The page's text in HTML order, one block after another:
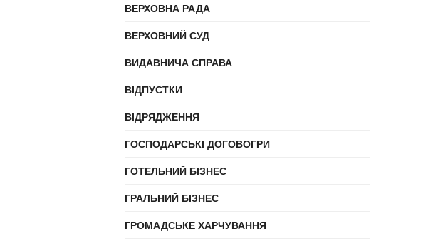
ВЕРХОВНА РАДА
ВЕРХОВНИЙ СУД
ВИДАВНИЧА СПРАВА
ВІДПУСТКИ
ВІДРЯДЖЕННЯ
ГОСПОДАРСЬКІ ДОГОВОГРИ
ГОТЕЛЬНИЙ БІЗНЕС
ГРАЛЬНИЙ БІЗНЕС
ГРОМАДСЬКЕ ХАРЧУВАННЯ